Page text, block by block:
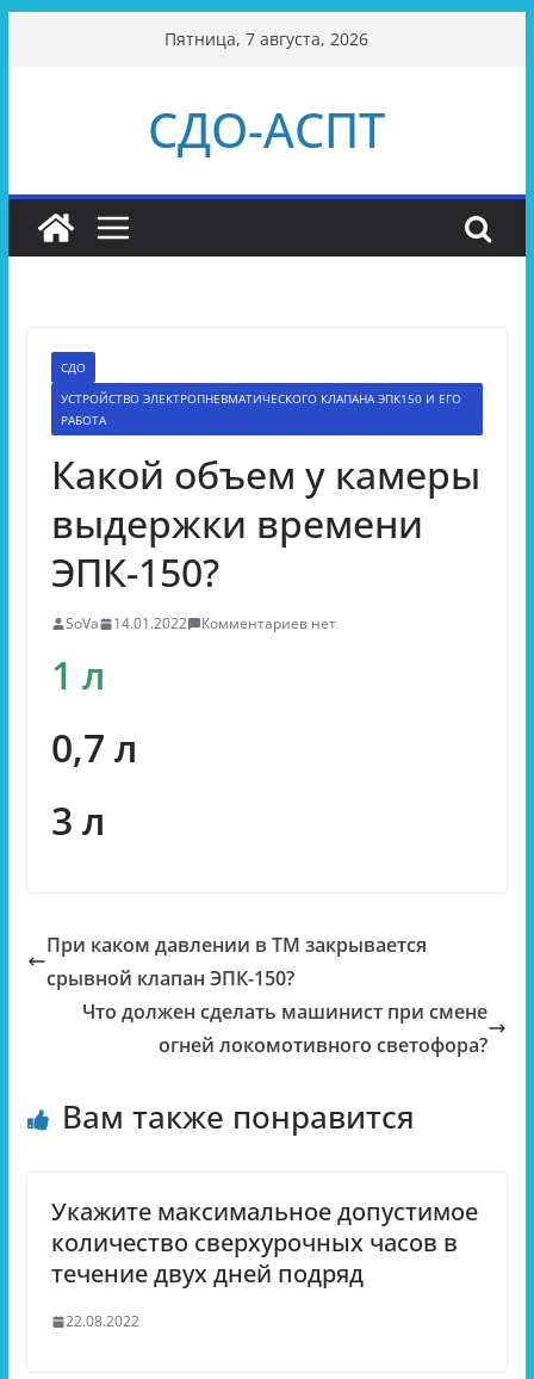
Пятница, 7 августа, 2026
СДО-АСПТ
СДО
УСТРОЙСТВО ЭЛЕКТРОПНЕВМАТИЧЕСКОГО КЛАПАНА ЭПК150 И ЕГО
РАБОТА
Какой объем у камеры
выдержки времени
ЭПК-150?
SoVa 14.01.2022 Комментариев нет
1 л
0,7 л
3 л
При каком давлении в ТМ закрывается
срывной клапан ЭПК-150?
Что должен сделать машинист при смене
огней локомотивного светофора?
Вам также понравится
Укажите максимальное допустимое
количество сверхурочных часов в
течение двух дней подряд
22.08.2022